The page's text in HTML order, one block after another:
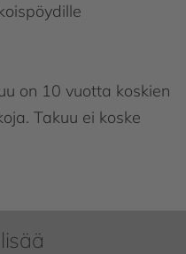
on 10 vuotta koskien
Takuu ei koske